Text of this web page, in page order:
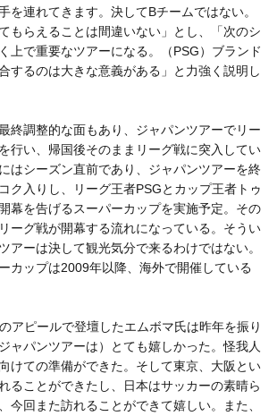
を連れてきます。決してBチームではない。
もらえることは間違いない」とし、「次のシ
上で重要なツアーになる。（PSG）ブランド
するのは大きな意義がある」と力強く説明し
終調整的な面もあり、ジャパンツアーでリー
行い、帰国後そのままリーグ戦に突入してい
はシーズン直前であり、ジャパンツアーを終
ク入りし、リーグ王者PSGとカップ王者トゥ
幕を告げるスーパーカップを実施予定。その
ーグ戦が開幕する流れになっている。そうい
アーは決して観光気分で来るわけではない。
カップは2009年以降、海外で開催している
アピールで登壇したエムボマ氏は昨年を振り
ャパンツアーは）とても嬉しかった。怪我人
けての準備ができた。そして東京、大阪とい
ることができたし、日本はサッカーの素晴ら
今回また訪れることができて嬉しい。また、